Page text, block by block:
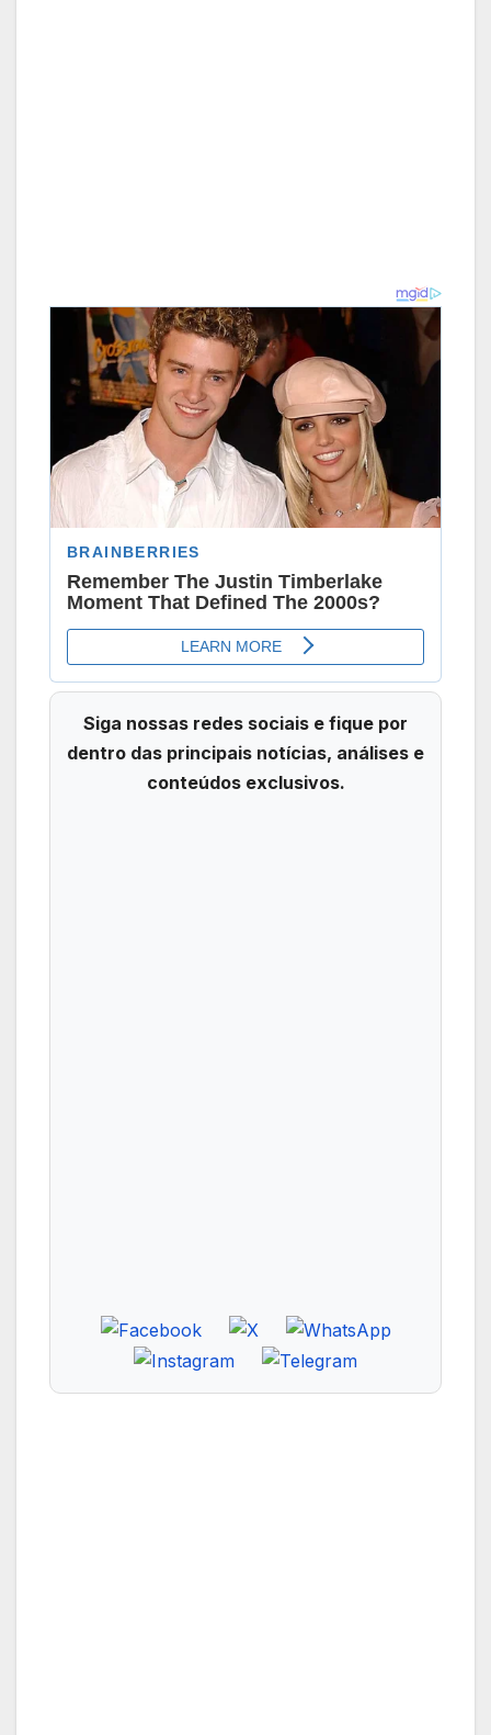
Siga nossas redes sociais e fique por
dentro das principais notícias, análises e
conteúdos exclusivos.